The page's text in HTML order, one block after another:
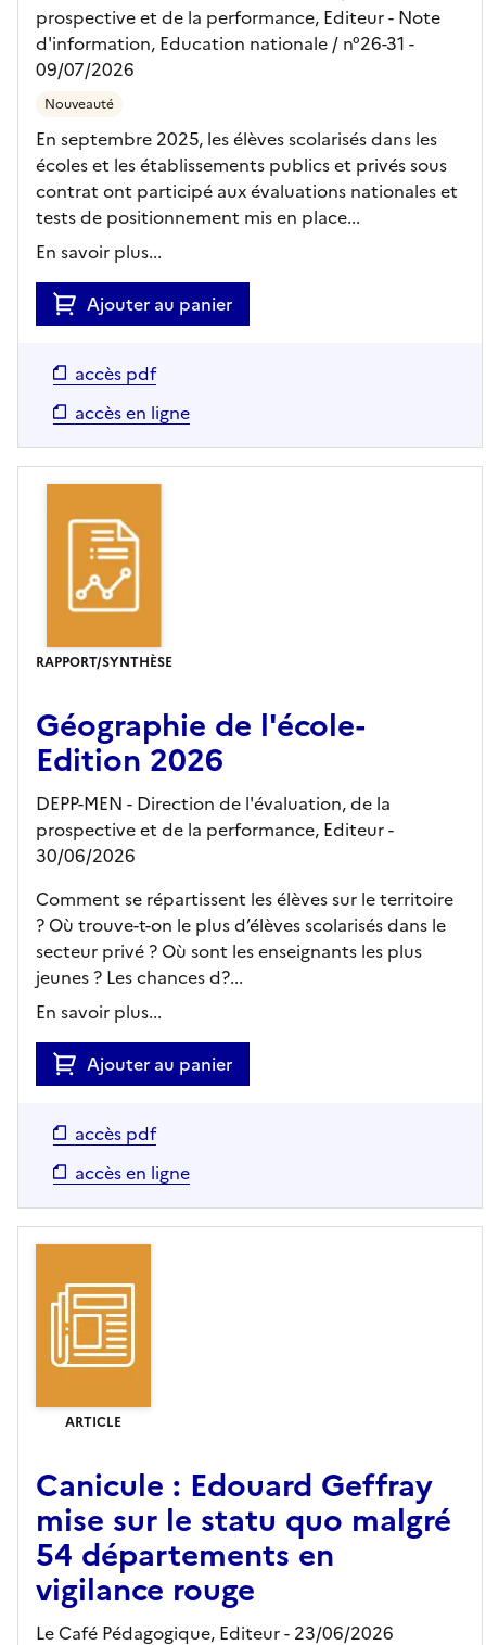
prospective et de la performance, Editeur- Note
d'information, Education nationale / n°26-31 -
09/07/2026
Nouveauté
En septembre 2025, les élèves scolarisés dans les
écoles et les établissements publics et privés sous
contrat ont participé aux évaluations nationales et
tests de positionnement mis en place...
En savoir plus...
Ajouter au panier
accès pdf
accès en ligne
RAPPORT/SYNTHÈSE
Géographie de l'école-
Edition 2026
DEPP-MEN - Direction de l'évaluation, de la
prospective et de la performance, Editeur-
30/06/2026
Comment se répartissent les élèves sur le territoire
? Où trouve-t-on le plus d’élèves scolarisés dans le
secteur privé ? Où sont les enseignants les plus
jeunes ? Les chances d?...
En savoir plus...
Ajouter au panier
accès pdf
accès en ligne
ARTICLE
Canicule : Edouard Geffray
mise sur le statu quo malgré
54 départements en
vigilance rouge
Le Café Pédagogique, Editeur- 23/06/2026